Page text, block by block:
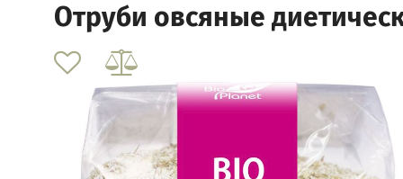
Отруби овсяные